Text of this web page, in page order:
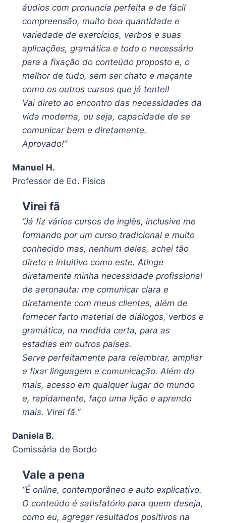
áudios com pronuncia perfeita e de fácil
compreensão, muito boa quantidade e
variedade de exercícios, verbos e suas
aplicações, gramática e todo o necessário
para a fixação do conteúdo proposto e, o
melhor de tudo, sem ser chato e maçante
como os outros cursos que já tentei!
Vai direto ao encontro das necessidades da
vida moderna, ou seja, capacidade de se
comunicar bem e diretamente.
Aprovado!”
Manuel H.
Professor de Ed. Física
Virei fã
“Já fiz vários cursos de inglês, inclusive me
formando por um curso tradicional e muito
conhecido mas, nenhum deles, achei tão
direto e intuitivo como este. Atinge
diretamente minha necessidade profissional
de aeronauta: me comunicar clara e
diretamente com meus clientes, além de
fornecer farto material de diálogos, verbos e
gramática, na medida certa, para as
estadias em outros países.
Serve perfeitamente para relembrar, ampliar
e fixar linguagem e comunicação. Além do
mais, acesso em qualquer lugar do mundo
e, rapidamente, faço uma lição e aprendo
mais. Virei fã.”
Daniela B.
Comissária de Bordo
Vale a pena
“É online, contemporâneo e auto explicativo.
O conteúdo é satisfatório para quem deseja,
como eu, agregar resultados positivos na